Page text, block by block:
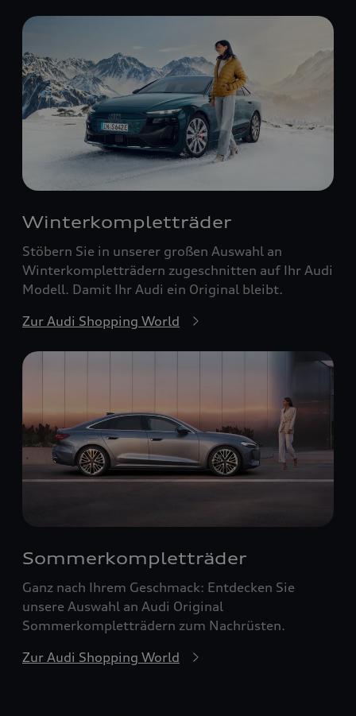
Winterkompletträder
Stöbern Sie in unserer großen Auswahl an
Winterkompletträdern zugeschnitten auf Ihr Audi
Modell. Damit Ihr Audi ein Original bleibt.
Zur Audi Shopping World
Sommerkompletträder
Ganz nach Ihrem Geschmack: Entdecken Sie
unsere Auswahl an Audi Original
Sommerkompletträdern zum Nachrüsten.
Zur Audi Shopping World